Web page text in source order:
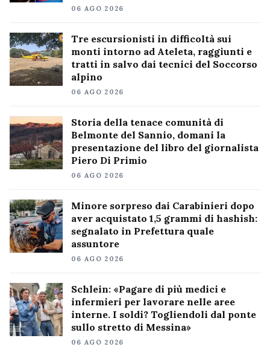
06 AGO 2026
Tre escursionisti in difficoltà sui
monti intorno ad Ateleta, raggiunti e
tratti in salvo dai tecnici del Soccorso
alpino
06 AGO 2026
Storia della tenace comunità di
Belmonte del Sannio, domani la
presentazione del libro del giornalista
Piero Di Primio
06 AGO 2026
Minore sorpreso dai Carabinieri dopo
aver acquistato 1,5 grammi di hashish:
segnalato in Prefettura quale
assuntore
06 AGO 2026
Schlein: «Pagare di più medici e
infermieri per lavorare nelle aree
interne. I soldi? Togliendoli dal ponte
sullo stretto di Messina»
06 AGO 2026